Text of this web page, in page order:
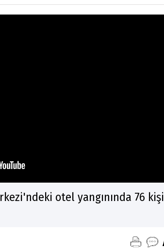
otel yangınında 76 kişi